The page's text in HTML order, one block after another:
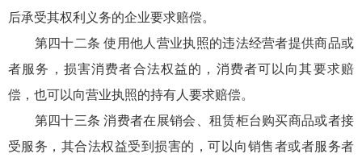
后承受其权利义务的企业要求赔偿。
第四十二条 使用他人营业执照的违法经营者提供商品或
者服务，损害消费者合法权益的，消费者可以向其要求赔
偿，也可以向营业执照的持有人要求赔偿。
第四十三条 消费者在展销会、租赁柜台购买商品或者接
受服务，其合法权益受到损害的，可以向销售者或者服务者